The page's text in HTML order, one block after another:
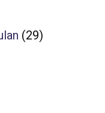
(29)